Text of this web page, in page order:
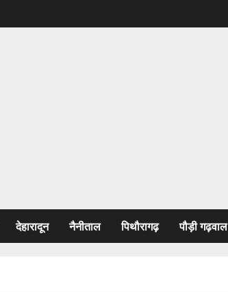
देहारादून नैनीताल पिथौरागढ़ पौड़ी गढ़वाल